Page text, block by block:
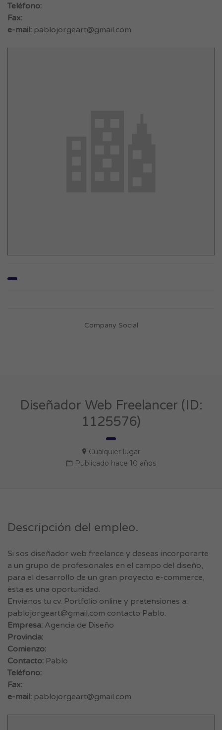
Teléfono:
Fax:
e-mail: pablojorgeart@gmail.com
Company Social
Diseñador Web Freelancer (ID:
1125576)
Cualquier lugar
Publicado hace 10 años
Descripción del empleo.
Si sos diseñador web freelance y deseas incorporarte
a un grupo de profesionales en el campo del diseño,
para el desarrollo de un gran proyecto e-commerce,
ésta es una oportunidad.
Envíanos tu cv. Portfolio online y pretensiones a:
pablojorgeart@gmail.com contacto Pablo.
Empresa: Agencia de Diseño
Provincia:
Comienzo:
Contacto: Pablo
Teléfono:
Fax:
e-mail: pablojorgeart@gmail.com